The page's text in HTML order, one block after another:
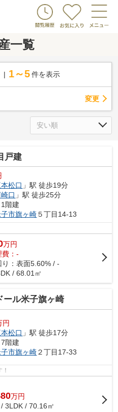
一覧
1～5 件を表示
変更
戸建
松口 」駅 徒歩19分
口 」駅 徒歩25分
階建
市旗ヶ崎５丁目14-13
万円
費：-
り：表面5.60% / -
/ 68.01㎡
ール米子旗ヶ崎
円
松口 」駅 徒歩17分
階建
市旗ヶ崎２丁目17-33
万円
3LDK / 70.16㎡